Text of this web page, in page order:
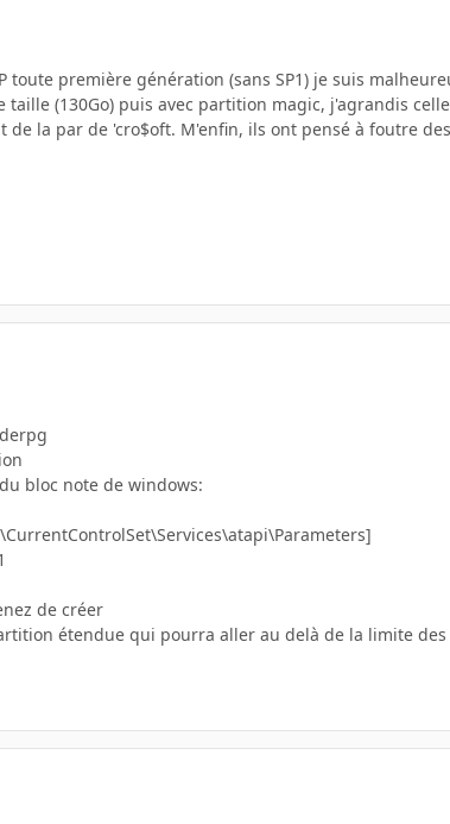
toute première génération (sans SP1) je suis
(130Go) puis avec partition magic, j'agrandis
la par de 'cro$oft. M'enfin, ils ont pensé à foutre
bloc note de windows:
de créer
étendue qui pourra aller au delà de la limite des